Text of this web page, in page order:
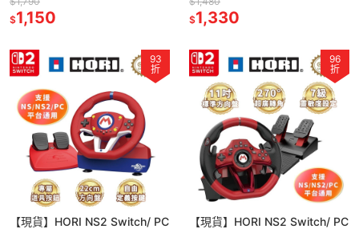
$1,150
$1,330
93
折
【現貨】HORI NS2 Switch/ PC
96
折
【現貨】HORI NS2 Switch/ PC